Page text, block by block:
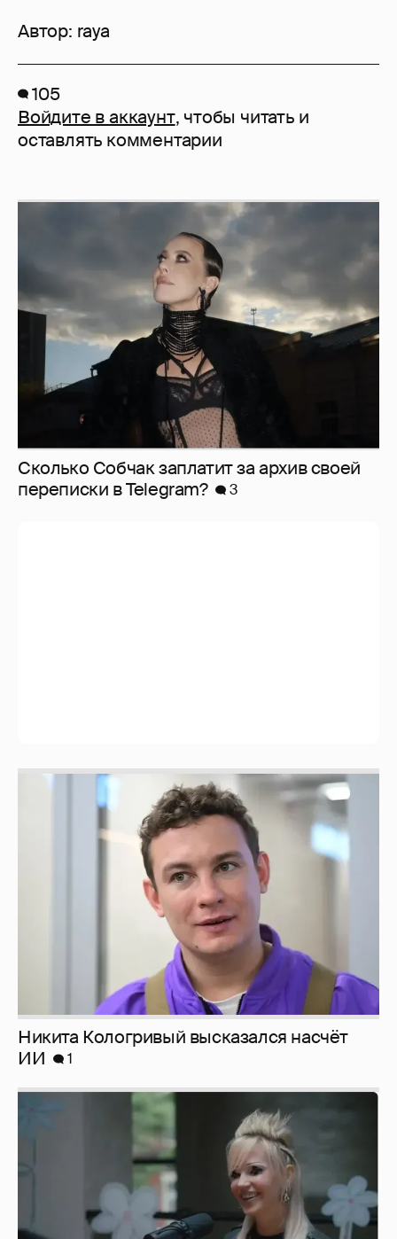
Автор: raya
105
Войдите в аккаунт, чтобы читать и
оставлять комментарии
Сколько Собчак заплатит за архив своей
перeписки в Telegram?
3
Никита Кологривый высказался насчёт
Певица Глюкоза рассказала о съёмках для
эротического журнала
3